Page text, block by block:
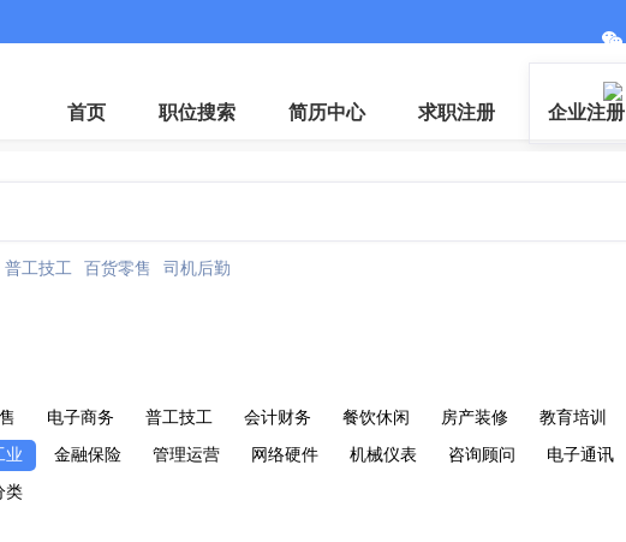
首页 职位搜索 简历中心 求职注册 企业注册
普工技工 百货零售 司机后勤
电子商务 普工技工 会计财务 餐饮休闲 房产装修 教育培训
业 金融保险 管理运营 网络硬件 机械仪表 咨询顾问 电子通讯
类